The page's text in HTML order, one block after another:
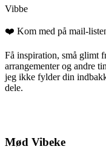
Vibbe
❤️ Kom med på mail-
Få inspiration, små glimt
arrangementer og andre
jeg ikke fylder din
dele.
Mød Vibeke